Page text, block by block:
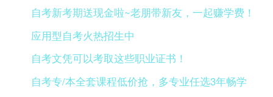
自考新考期送现金啦~老朋带新友，一起赚学费！
应用型自考火热招生中
自考文凭可以考取这些职业证书！
自考专/本全套课程低价抢，多专业任选3年畅学